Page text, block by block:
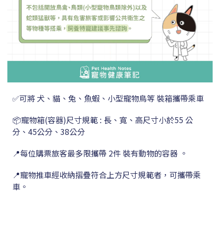
✅可將 犬、貓、兔、魚蝦、小型寵物鳥等 裝箱攜帶乘車
📦寵物箱(容器)尺寸規範 : 長、寬、高尺寸小於55 公
分、45公分、38公分
📍每位購票旅客最多限攜帶 2件裝有動物的容器 。
📍寵物推車經收納摺疊符合上方尺寸規範者，可攜帶乘
車。